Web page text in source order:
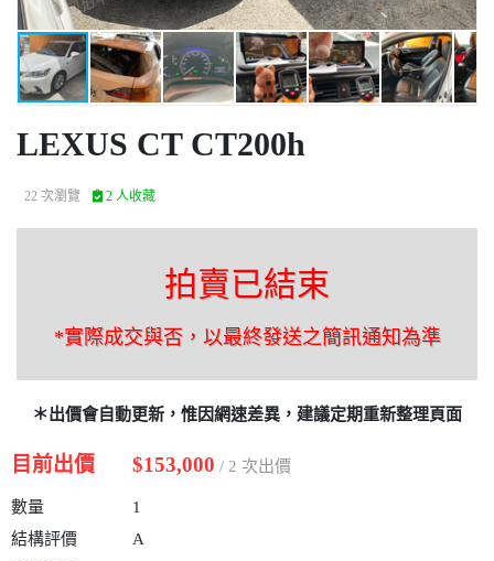
LEXUS CT CT200h
22 次瀏覽 2 人收藏
拍賣已結束
*實際成交與否，以最終發送之簡訊通知為準
＊出價會自動更新，惟因網速差異，建議定期重新整理頁面
目前出價 $153,000 / 2 次出價
數量
1
結構評價
A